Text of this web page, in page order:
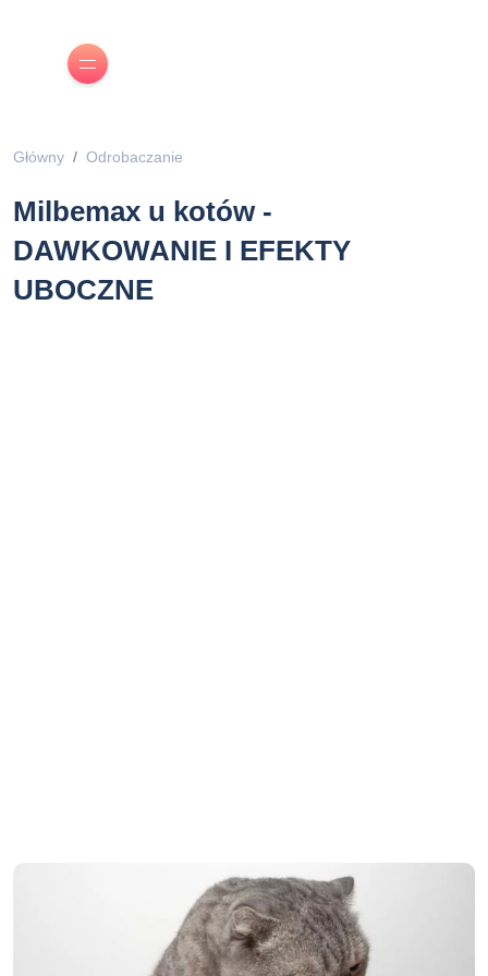
Główny Odrobaczanie
Milbemax u kotów -
DAWKOWANIE I EFEKTY
UBOCZNE